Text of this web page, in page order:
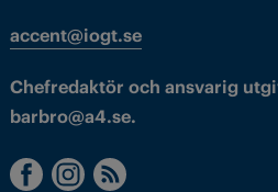
accent@iogt.se
Chefredaktör och ansvarig
barbro@a4.se.